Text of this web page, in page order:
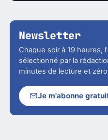
Newsletter
Chaque soir à 19 heures,
sélectionné par la
minutes de lecture et
Je m'abonne